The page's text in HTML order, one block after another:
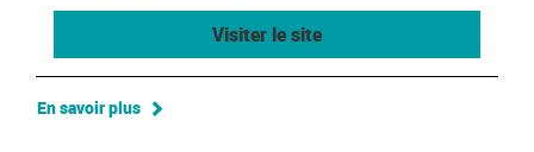
Visiter le site
En savoir plus